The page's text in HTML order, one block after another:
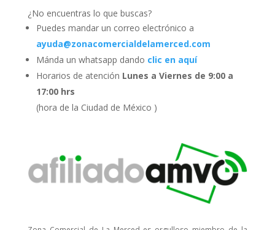
¿No encuentras lo que buscas?
Puedes mandar un correo electrónico a
ayuda@zonacomercialdelamerced.com
Mánda un whatsapp dando clic en aquí
Horarios de atención Lunes a Viernes de 9:00 a
17:00 hrs
(hora de la Ciudad de México )